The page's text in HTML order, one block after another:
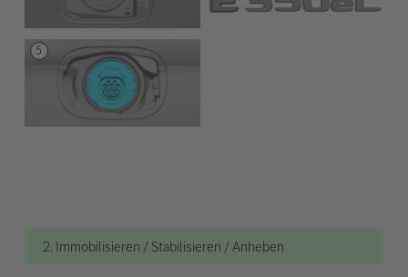
2. Immobilisieren / Stabilisieren / Anheben